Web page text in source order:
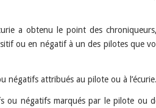
a obtenu le point des
ou en négatif à un des pilotes que
négatifs attribués au pilote ou à l’écurie.
ou négatifs marqués par le pilote ou